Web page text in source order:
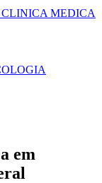
MEDICA
em